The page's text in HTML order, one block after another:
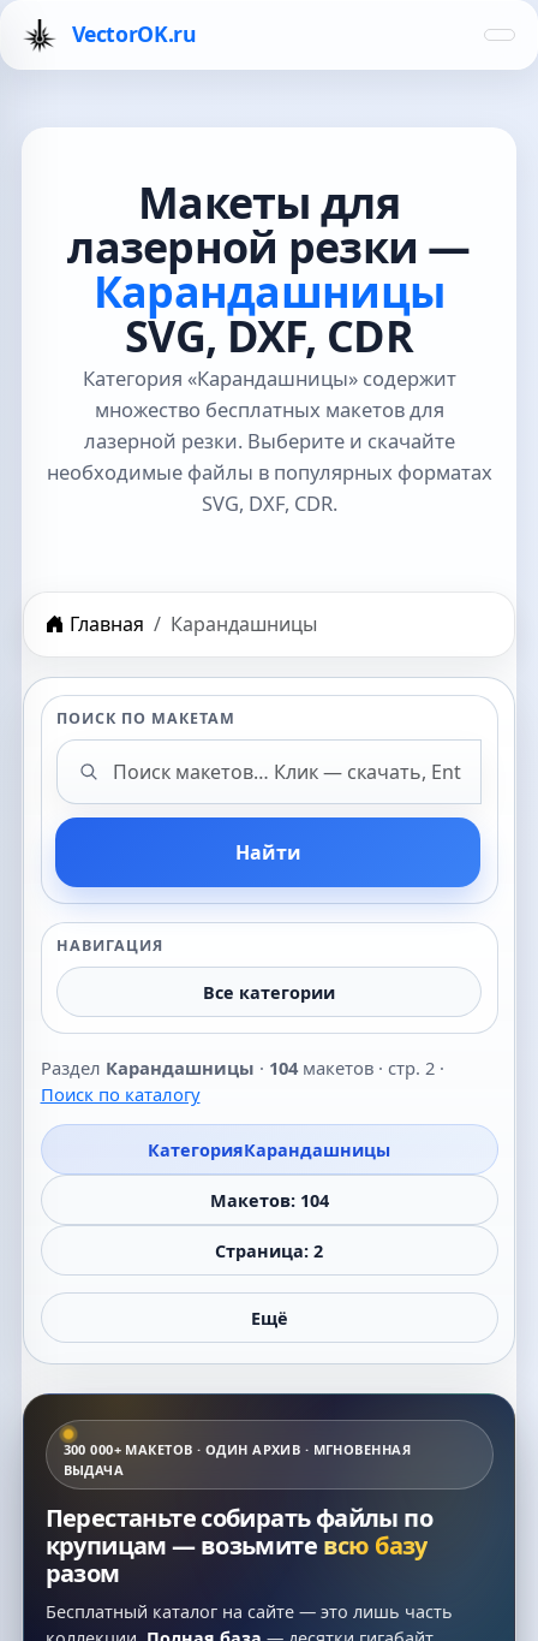
VectorOK.ru
Макеты для
лазерной резки —
Карандашницы
SVG, DXF, CDR
Категория «Карандашницы» содержит
множество бесплатных макетов для
лазерной резки. Выберите и скачайте
необходимые файлы в популярных форматах
SVG, DXF, CDR.
Главная Карандашницы
ПОИСК ПО МАКЕТАМ
Поиск макетов
Найти
НАВИГАЦИЯ
Все категории
Раздел Карандашницы · 104макетов · стр. 2 ·
Поиск по каталогу
КатегорияКарандашницы
Макетов: 104
Страница: 2
Ещё
300 000+ МАКЕТОВ · ОДИН АРХИВ · МГНОВЕННАЯ
ВЫДАЧА
Перестаньте собирать файлы по
крупицам — возьмите всю базу
разом
Бесплатный каталог на сайте — это лишь часть